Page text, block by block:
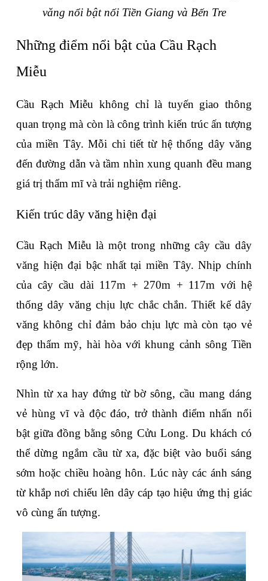
văng nổi bật nối Tiền Giang và Bến Tre
Những điểm nổi bật của Cầu Rạch
Miễu
Cầu Rạch Miễu không chỉ là tuyến giao thông
quan trọng mà còn là công trình kiến trúc ấn tượng
của miền Tây. Mỗi chi tiết từ hệ thống dây văng
đến đường dẫn và tầm nhìn xung quanh đều mang
giá trị thẩm mĩ và trải nghiệm riêng.
Kiến trúc dây văng hiện đại
Cầu Rạch Miễu là một trong những cây cầu dây
văng hiện đại bậc nhất tại miền Tây. Nhịp chính
của cây cầu dài 117m + 270m + 117m với hệ
thống dây văng chịu lực chắc chắn. Thiết kế dây
văng không chỉ đảm bảo chịu lực mà còn tạo vẻ
đẹp thẩm mỹ, hài hòa với khung cảnh sông Tiền
rộng lớn.
Nhìn từ xa hay đứng từ bờ sông, cầu mang dáng
vẻ hùng vĩ và độc đáo, trở thành điểm nhấn nổi
bật giữa đồng bằng sông Cửu Long. Du khách có
thể dừng ngắm cầu từ xa, đặc biệt vào buổi sáng
sớm hoặc chiều hoàng hôn. Lúc này các ánh sáng
từ khắp nơi chiếu lên dây cáp tạo hiệu ứng thị giác
vô cùng ấn tượng.